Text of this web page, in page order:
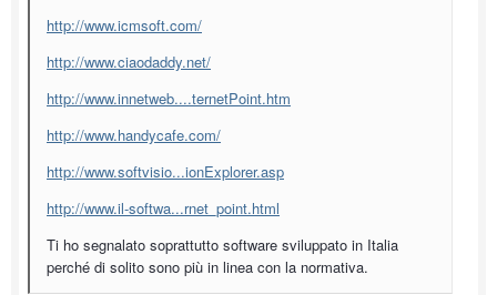
http://www.icmsoft.com/
http://www.ciaodaddy.net/
http://www.innetweb....ternetPoint.htm
http://www.handycafe.com/
http://www.softvisio...ionExplorer.asp
http://www.il-softwa...rnet_point.html
Ti ho segnalato soprattutto software sviluppato in Italia
perché di solito sono più in linea con la normativa.